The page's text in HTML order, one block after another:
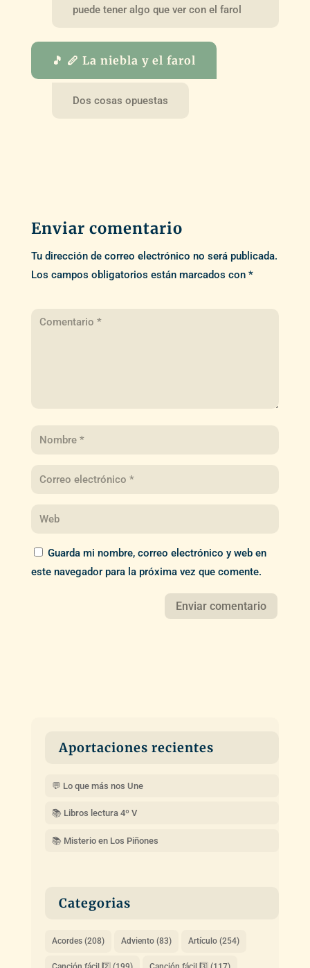
puede tener algo que ver con el farol
🎵 🪈 La niebla y el farol
Dos cosas opuestas
Enviar comentario
Tu dirección de correo electrónico no será publicada.
Los campos obligatorios están marcados con *
Guarda mi nombre, correo electrónico y web en
este navegador para la próxima vez que comente.
Aportaciones recientes
💬 Lo que más nos Une
📚 Libros lectura 4º V
📚 Misterio en Los Piñones
Categorias
Acordes(208) Adviento(83) Artículo(254)